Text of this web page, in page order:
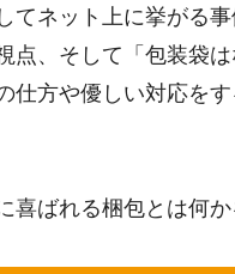
てネット上に挙がる
点、そして「包装袋
仕方や優しい対応を
ばれる梱包とは何か